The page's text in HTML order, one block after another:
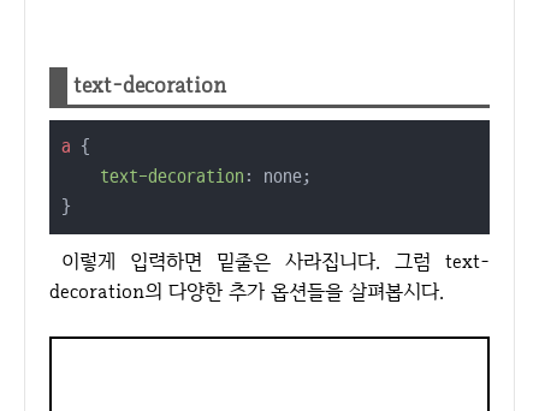
text-decoration
a {
text-decoration : none;
}
이렇게 입력하면 밑줄은 사라집니다. 그럼 text-
decoration의 다양한 추가 옵션들을 살펴봅시다.